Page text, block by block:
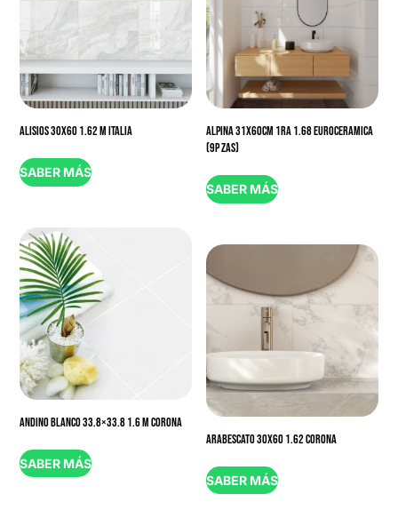
ALISIOS 30X60 1.62 M ITALIA
SABER MÁS
ALPINA 31X60CM 1RA 1.68 EUROCERAMICA
(9P ZAS)
SABER MÁS
ANDINO BLANCO 33.8×33.8 1.6 M CORONA
SABER MÁS
ARABESCATO 30X60 1.62 CORONA
SABER MÁS